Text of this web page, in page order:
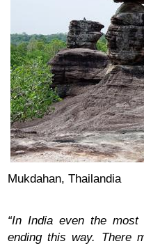
Mukdahan, Thailandia
“In India even the
ending this way. There